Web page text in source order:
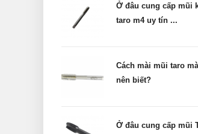
Ở đâu cung cấp mũi
taro m4 uy tín ...
Cách mài mũi taro
nên biết?
Ở đâu cung cấp mũi